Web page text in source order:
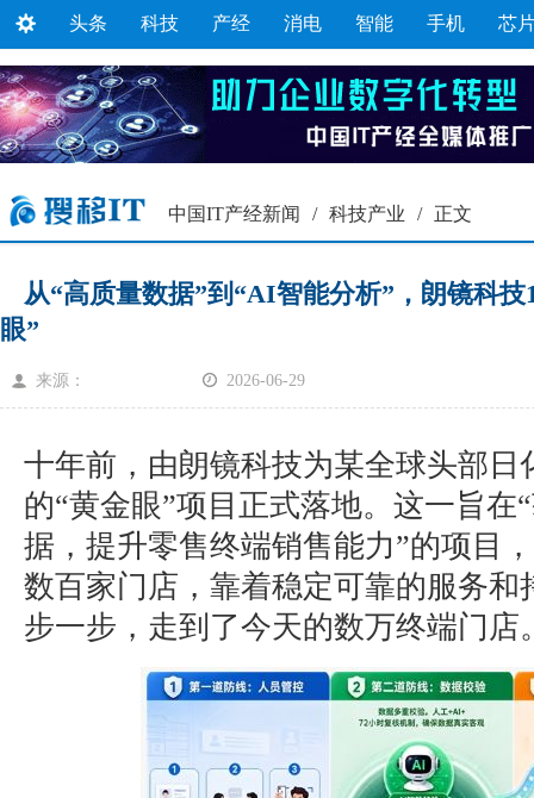
头条 科技 产经 消电 智能 手机 芯
中国IT产经新闻 / 科技产业 / 正文
从“高质量数据”到“AI智能分析”，朗镜科
眼”
来源： 2026-06-29
十年前，由朗镜科技为某全球头部日
的“黄金眼”项目正式落地。这一旨在
据，提升零售终端销售能力”的项目
数百家门店，靠着稳定可靠的服务和
步一步，走到了今天的数万终端门店